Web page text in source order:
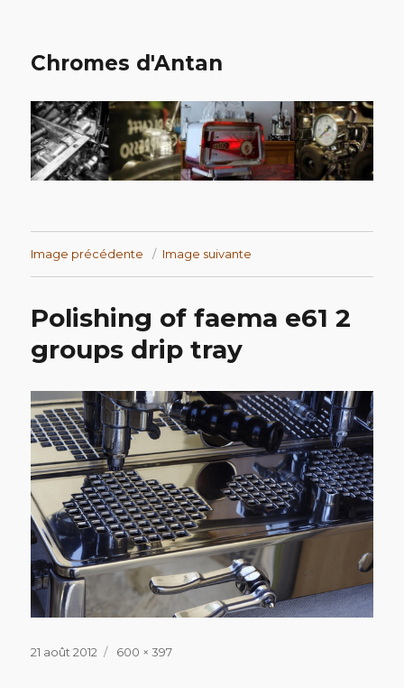
Chromes d'Antan
Image précédente Image suivante
Polishing of faema e61 2
groups drip tray
Publié
21 août 2012
Taille
600 × 397